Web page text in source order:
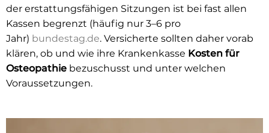
der erstattungsfähigen Sitzungen ist bei fast allen
Kassen begrenzt (häufig nur 3–6 pro
Jahr) bundestag.de. Versicherte sollten daher vorab
klären, ob und wie ihre Krankenkasse Kosten für
Osteopathie bezuschusst und unter welchen
Voraussetzungen.